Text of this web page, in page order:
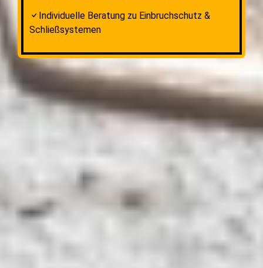
Individuelle Beratung zu Einbruchschutz &
Schließsystemen